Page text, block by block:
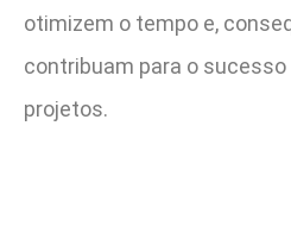
otimizem o tempo e,
contribuam para o sucesso
projetos.